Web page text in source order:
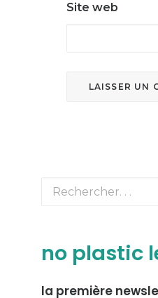
Site web
no plastic
la première